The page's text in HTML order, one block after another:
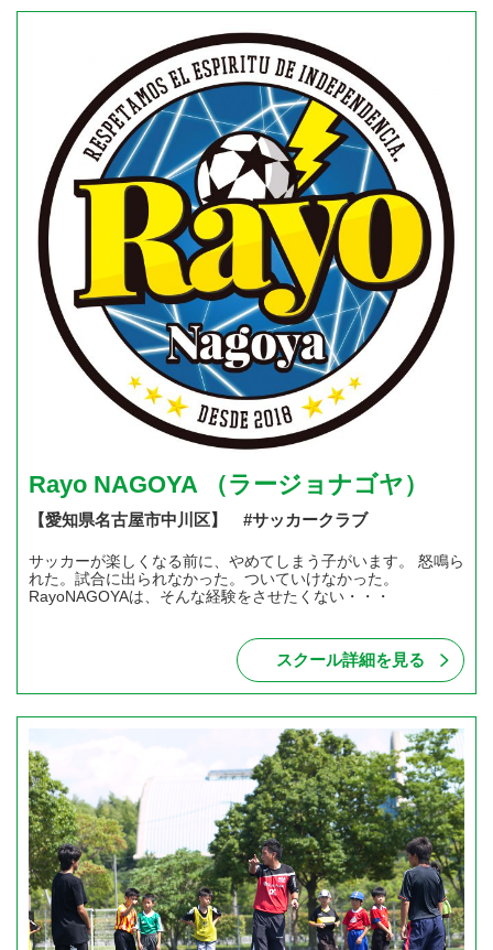
Rayo NAGOYA （ラージョナゴヤ）
【愛知県名古屋市中川区】 #サッカークラブ
サッカーが楽しくなる前に、やめてしまう子がいます。 怒鳴ら
れた。試合に出られなかった。ついていけなかった。
RayoNAGOYAは、そんな経験をさせたくない・・・
スクール詳細を見る